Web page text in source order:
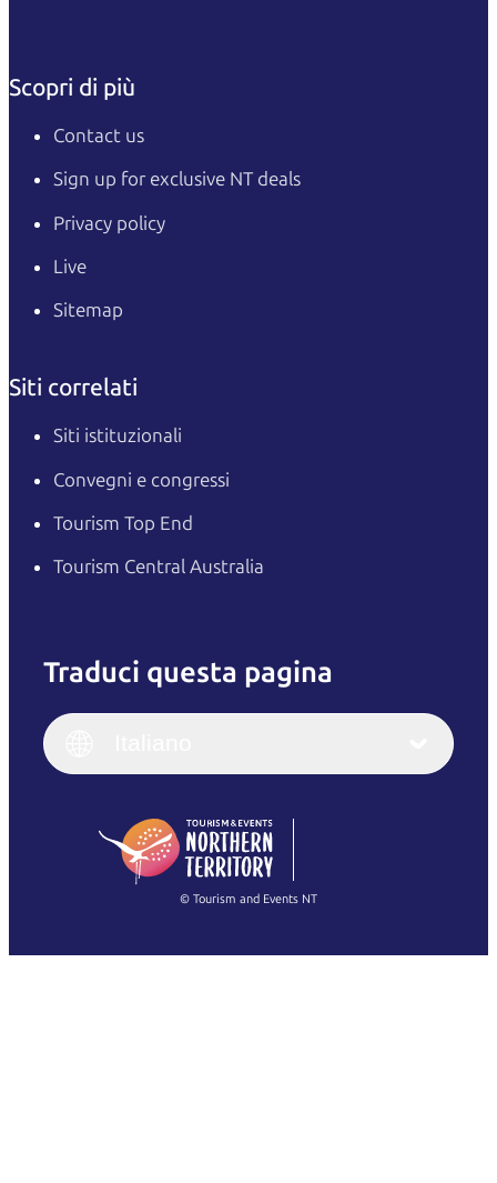
Scopri di più
Contact us
Sign up for exclusive NT deals
Privacy policy
Live
Sitemap
Siti correlati
Siti istituzionali
Convegni e congressi
Tourism Top End
Tourism Central Australia
Traduci questa pagina
English
(Singapore)
Français
Italiano
繁體中文
© Tourism and Events NT